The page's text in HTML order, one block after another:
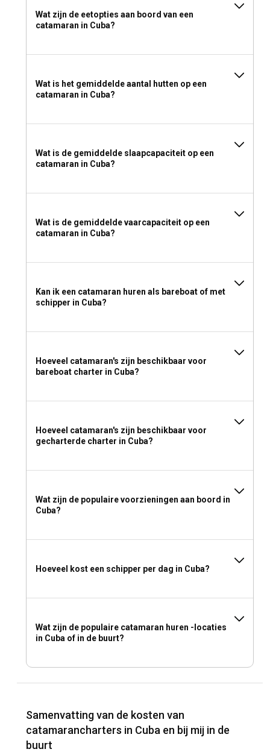
Wat zijn de eetopties aan boord van een
catamaran in Cuba?
Wat is het gemiddelde aantal hutten op een
catamaran in Cuba?
Wat is de gemiddelde slaapcapaciteit op een
catamaran in Cuba?
Wat is de gemiddelde vaarcapaciteit op een
catamaran in Cuba?
Kan ik een catamaran huren als bareboat of met
schipper in Cuba?
Hoeveel catamaran's zijn beschikbaar voor
bareboat charter in Cuba?
Hoeveel catamaran's zijn beschikbaar voor
gecharterde charter in Cuba?
Wat zijn de populaire voorzieningen aan boord in
Cuba?
Hoeveel kost een schipper per dag in Cuba?
Wat zijn de populaire catamaran huren -locaties
in Cuba of in de buurt?
Samenvatting van de kosten van
catamarancharters in Cuba en bij mij in de
buurt